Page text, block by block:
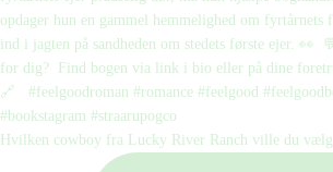
Hvilken cowboy fra Lucky River Ranch ville du vælg